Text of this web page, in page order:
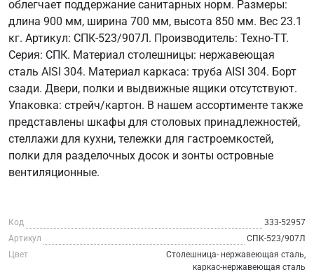
облегчает поддержание санитарных норм. Размеры:
длина 900 мм, ширина 700 мм, высота 850 мм. Вес 23.1
кг. Артикул: СПК-523/907Л. Производитель: Техно-ТТ.
Серия: СПК. Материал столешницы: нержавеющая
сталь AISI 304. Материал каркаса: труба AISI 304. Борт
сзади. Двери, полки и выдвижные ящики отсутствуют.
Упаковка: стрейч/картон. В нашем ассортименте также
представлены шкафы для столовых принадлежностей,
стеллажи для кухни, тележки для гастроемкостей,
полки для разделочных досок и зонты островные
вентиляционные.
Код
333-52957
Артикул
СПК-523/907Л
Цвет
Столешница- нержавеющая сталь,
каркас-нержавеющая сталь